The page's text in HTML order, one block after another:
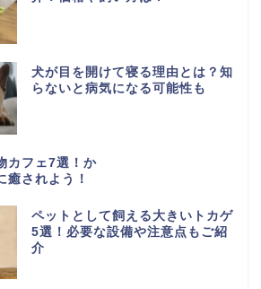
犬が目を開けて寝る理由とは？知
らないと病気になる可能性も
カフェ7選！か
癒されよう！
ペットとして飼える大きいトカゲ
5選！必要な設備や注意点もご紹
介